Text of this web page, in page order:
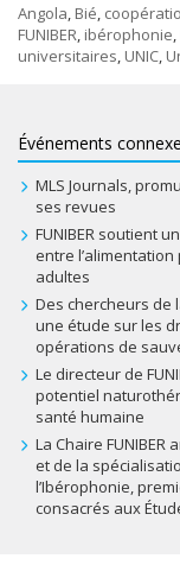
Angola, Bié,
FUNIBER, ibérophonie,
universitaires, UNIC,
Événements
MLS Journals,
ses revues
FUNIBER soutient
entre
adultes
Des chercheurs de
une étude sur les
opérations de
Le directeur de
potentiel
santé humaine
La Chaire
et de la
l’Ibérophonie,
consacrés aux